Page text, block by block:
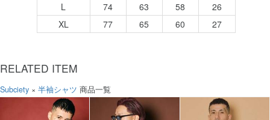
L
74 63 58
26
XL
77 65 60 27
RELATED ITEM
Subciety × 半袖シャツ 商品一覧